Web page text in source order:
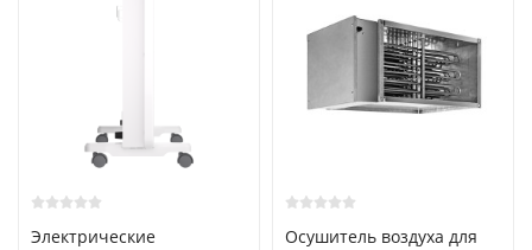
Электрические
Осушитель воздуха для